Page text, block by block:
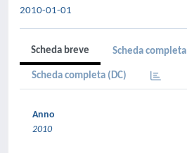
2010-01-01
Scheda breve Scheda completa
Scheda completa (DC)
Anno
2010